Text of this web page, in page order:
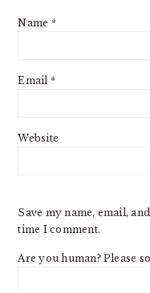
Name *
Email *
Website
Save my name, email,
time I comment.
Are you human? Please